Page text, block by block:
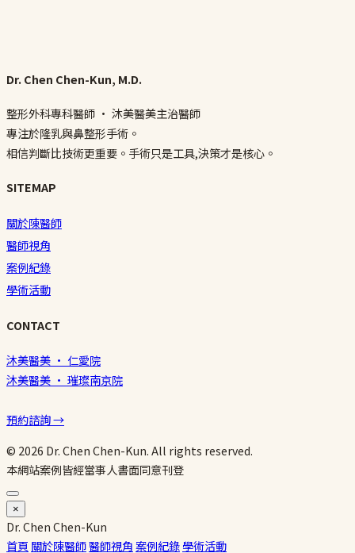
Dr. Chen Chen-Kun, M.D.
整形外科專科醫師 · 沐美醫美主治醫師
專注於隆乳與鼻整形手術。
相信判斷比技術更重要。手術只是工具,決策才是核心。
SITEMAP
關於陳醫師
醫師視角
案例紀錄
學術活動
CONTACT
沐美醫美 · 仁愛院
沐美醫美 · 璀璨南京院
預約諮詢 →
© 2026 Dr. Chen Chen-Kun. All rights reserved.
本網站案例皆經當事人書面同意刊登
×
Dr.ChenChen-Kun
首頁 關於陳醫師醫師視角案例紀錄學術活動